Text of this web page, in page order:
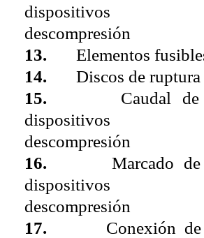
dispositivos
descompresión
13. Elementos
14. Discos de ruptura
15. Caudal de
dispositivos
descompresión
16. Marcado de
dispositivos
descompresión
17. Conexión de